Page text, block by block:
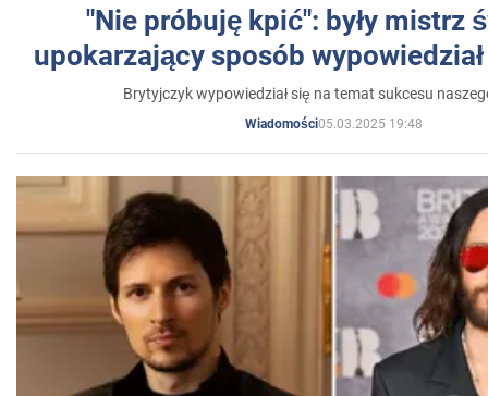
"Nie próbuję kpić": były mistrz
upokarzający sposób
Brytyjczyk wypowiedział się na temat sukcesu
Wiadomości05.03.2025 19:48